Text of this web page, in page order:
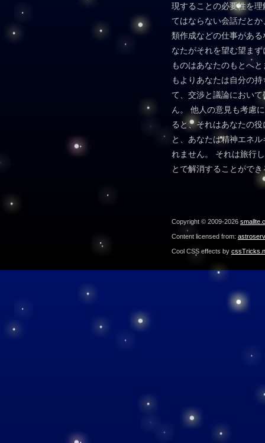
現することの必要性を
てはならない会話だと
類作成などの仕事があ
なたがそれを望む望ま
ものはあなたのもとへ
もよりあなたは自分の
て、交渉と議論におい
ん。 他人の意見も考慮
ると、それはあなたの
と、あなたは精神エネ
れません。 それは旅行
とで解消することがで
Copyright © 2009-2026
Content licensed from:
Cool CSS effects by